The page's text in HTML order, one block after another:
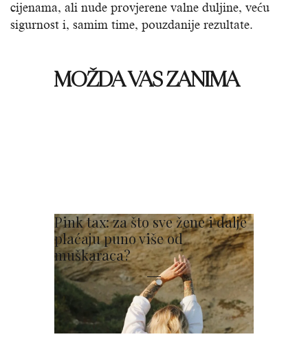
cijenama, ali nude provjerene valne duljine, veću
sigurnost i, samim time, pouzdanije rezultate.
MOŽDA VAS ZANIMA
Pink tax: za što sve žene i dalje
plaćaju puno više od
muškaraca?